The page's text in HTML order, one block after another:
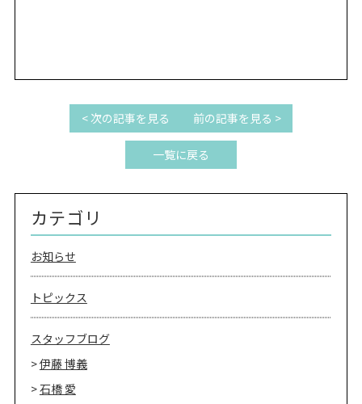
< 次の記事を見る
一覧に戻る
前の記事を見る >
カテゴリ
お知らせ
トピックス
スタッフブログ
伊藤 博義
石橋 愛